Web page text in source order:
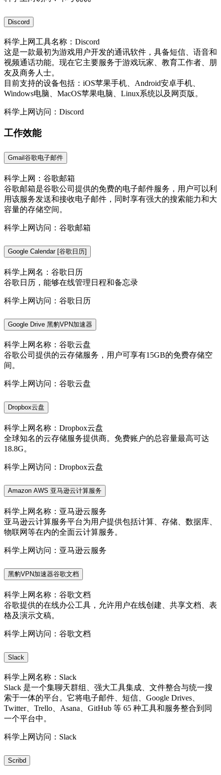
Discord
科学上网工具名称：Discord
这是一款最初为游戏用户开发的通讯软件，具备短信、语音和
视频通话功能。现在它主要服务于游戏玩家、教育工作者、朋
友及商务人士。
目前支持的设备包括：iOS苹果手机、Android安卓手机、
Windows电脑、MacOS苹果电脑、Linux系统以及网页版。
科学上网访问：Discord
工作效能
Gmail谷歌电子邮件
科学上网：谷歌邮箱
谷歌邮箱是谷歌公司提供的免费的电子邮件服务，用户可以利
用该服务发送和接收电子邮件，同时享有强大的搜索能力和大
容量的存储空间。
科学上网访问：谷歌邮箱
Google Calendar [谷歌日历]
科学上网名：谷歌日历
谷歌日历，能够在线管理日程和备忘录
科学上网访问：谷歌日历
Google Drive 黑豹VPN加速器
科学上网名称：谷歌云盘
谷歌公司提供的云存储服务，用户可享有15GB的免费存储空
间。
科学上网访问：谷歌云盘
Dropbox云盘
科学上网名称：Dropbox云盘
全球知名的云存储服务提供商。免费账户的总容量最高可达
18.8G。
科学上网访问：Dropbox云盘
Amazon AWS 亚马逊云计算服务
科学上网名称：亚马逊云服务
亚马逊云计算服务平台为用户提供包括计算、存储、数据库、
物联网等在内的全面云计算服务。
科学上网访问：亚马逊云服务
黑豹VPN加速器谷歌文档
科学上网名称：谷歌文档
谷歌提供的在线办公工具，允许用户在线创建、共享文档、表
格及演示文稿。
科学上网访问：谷歌文档
Slack
科学上网名称：Slack
Slack 是一个集聊天群组、强大工具集成、文件整合与统一搜
索于一体的平台。它将电子邮件、短信、Google Drives、
Twitter、Trello、Asana、GitHub 等 65 种工具和服务整合到同
一个平台中。
科学上网访问：Slack
Scribd